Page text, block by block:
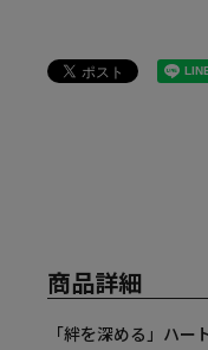
商品詳細
「絆を深める」ハー